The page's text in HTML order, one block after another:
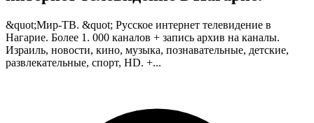
&quot;Мир-ТВ. &quot; Русское интернет телевидение в
Нагарие. Более 1. 000 каналов + запись архив на каналы.
Израиль, новости, кино, музыка, познавательные, детские,
развлекательные, спорт, HD. +...